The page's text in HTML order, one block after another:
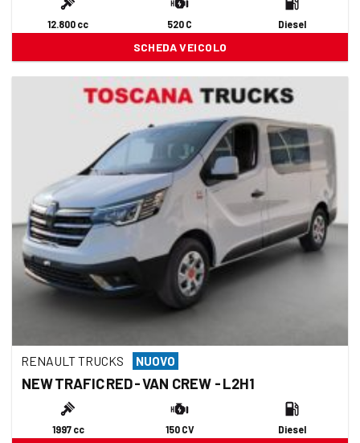
12.800 cc 520 C Diesel
SCHEDA VEICOLO
RENAULT TRUCKS NUOVO
NEW TRAFIC RED - VAN CREW - L2H1
1997 cc 150 CV Diesel